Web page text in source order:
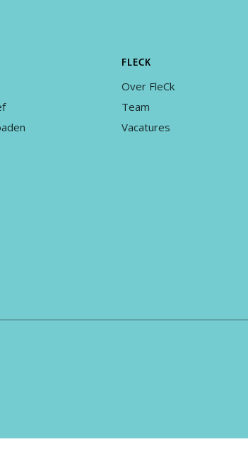
FLECK
Over FleCk
Team
Vacatures